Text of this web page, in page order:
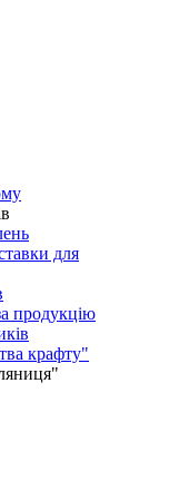
для
продукцію
крафту"